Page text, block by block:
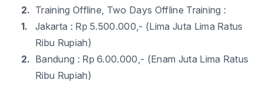
2. Training Offline, Two Days Offline Training :
1.
Jakarta : Rp5.500.000,- (Lima Juta Lima Ratus
Ribu Rupiah)
2. Bandung : Rp6.00.000,- (Enam Juta Lima Ratus
Ribu Rupiah)